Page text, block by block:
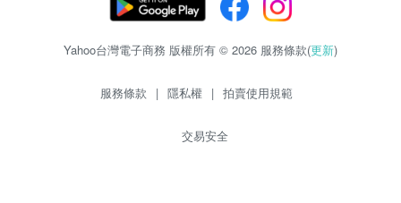
Yahoo台灣電子商務 版權所有 © 2026 服務條款(更新)
服務條款 | 隱私權 | 拍賣使用規範
交易安全